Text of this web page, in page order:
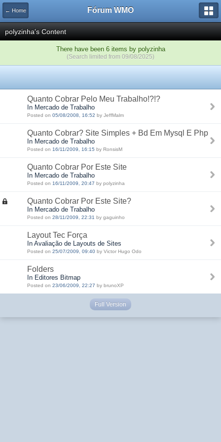
← Home Fórum WMO
polyzinha's Content
There have been 6 items by polyzinha
(Search limited from 09/08/2025)
Quanto Cobrar Pelo Meu Trabalho!?!?
In Mercado de Trabalho
Posted on 05/08/2008, 16:52 by JeffMalm
Quanto Cobrar? Site Simples + Bd Em Mysql E Php
In Mercado de Trabalho
Posted on 16/11/2009, 16:15 by RonsisM
Quanto Cobrar Por Este Site
In Mercado de Trabalho
Posted on 16/11/2009, 20:47 by polyzinha
Quanto Cobrar Por Este Site?
In Mercado de Trabalho
Posted on 28/11/2009, 22:31 by gaguinho
Layout Tec Força
In Avaliação de Layouts de Sites
Posted on 25/07/2009, 09:40 by Victor Hugo Odo
Folders
In Editores Bitmap
Posted on 23/06/2009, 22:27 by brunoXP
Full Version